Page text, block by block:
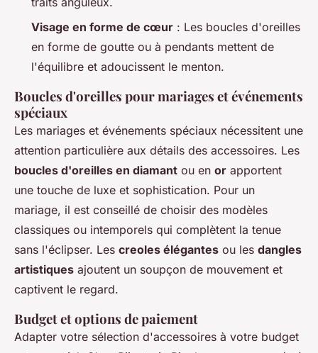
Visage en forme de cœur : Les boucles d'oreilles
en forme de goutte ou à pendants mettent de
l'équilibre et adoucissent le menton.
Boucles d'oreilles pour mariages et événements
spéciaux
Les mariages et événements spéciaux nécessitent une
attention particulière aux détails des accessoires. Les
boucles d'oreilles en diamant ou en or apportent
une touche de luxe et sophistication. Pour un
mariage, il est conseillé de choisir des modèles
classiques ou intemporels qui complètent la tenue
sans l'éclipser. Les creoles élégantes ou les dangles
artistiques ajoutent un soupçon de mouvement et
captivent le regard.
Budget et options de paiement
Adapter votre sélection d'accessoires à votre budget